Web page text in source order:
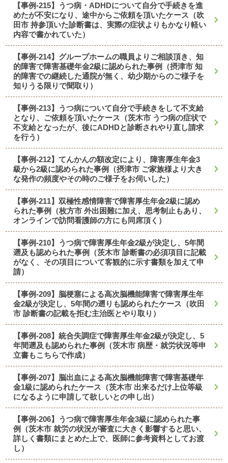
【事例-215】うつ病・ADHDについて自分で手続きを進
めたが不安になり、途中からご依頼を頂いたケース（吹
田市 持参頂いた診断書は、実際の症状よりもかなり軽い
内容で書かれていた）
【事例-214】グループホームの職員よりご相談頂き、知
的障害で障害基礎年金2級に認められた事例（摂津市 知
的障害での継続した通院が無く、幼少期からのご様子を
知りうる限りで聞取り）
【事例-213】うつ病について自分で手続きをして不支給
となり、ご依頼を頂いたケース（茨木市 うつ病の症状で
不支給となったが、後にADHDと診断されやり直し請求
を行う）
【事例-212】てんかんの額改定により、障害厚生年金3
級から2級に認められた事例（摂津市 ご家族様より大き
な発作の頻度やその時のご様子をお伺いした）
【事例-211】双極性感情障害で障害厚生年金2級に認め
られた事例（枚方市 外出困難に加え、思考制止もあり、
オンラインで訪問看護師の方にも同席頂く）
【事例-210】うつ病で障害厚生年金2級が決定し、5年間
遡及も認められた事例（茨木市 診断書の必須項目に記載
がなく、その項目について客観的に示す書類を加えて申
請）
【事例-209】脳梗塞による高次脳機能障害で障害厚生年
金2級が決定し、5年間の遡りも認められたケース（吹田
市 診断書の記載を拒む主治医とやり取り）
【事例-208】統合失調症で障害厚生年金2級が決定し、5
年間遡及も認められた事例（茨木市 病歴・就労状況等申
立書もこちらで作成）
【事例-207】脳出血による高次脳機能障害で障害基礎年
金1級に認められたケース（茨木市 出来るだけ上位等級
になるように申請して欲しいとの申し出）
【事例-206】うつ病で障害厚生年金3級に認められた事
例（茨木市 就労の状況が審査に大きく影響すると思い、
詳しく書類にまとめた上で、医師に参考資料としてお渡
し）